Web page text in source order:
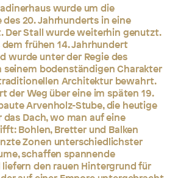
wurde um die
20. Jahrhunderts in eine
Der Stall wurde weiterhin genutzt.
dem frühen 14. Jahrhundert
wurde unter der Regie des
bodenständigen Charakter
Architektur bewahrt.
der Weg über eine im späten 19.
Arvenholz-Stube, die heutige
Dach, wo man auf eine
Bohlen, Bretter und Balken
Zonen unterschiedlichster
schaffen spannende
den rauen Hintergrund für